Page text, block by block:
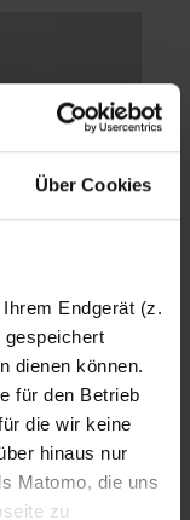
Über Cookies
Endgerät (z.
gespeichert
dienen können.
für den Betrieb
die wir keine
hinaus nur
Matomo, die uns
zu
Lorenz